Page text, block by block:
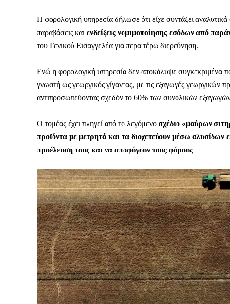
Αν όμως μπορείς, στήριξέ
Η στήριξή σου
Επίλεξε σήμερα να γίνεις
Η φορολογική υπηρεσία δήλωσε ότι είχε συντάξει
παραβάσεις και ενδείξεις νομιμοποίησης εσόδων από
του Γενικού Εισαγγελέα για περαιτέρω διερεύνηση.
Ενώ η φορολογική υπηρεσία δεν αποκάλυψε συγκεκριμένα
γνωστή ως γεωργικός γίγαντας, με τις εξαγωγές γεωργικών
αντιπροσωπεύοντας σχεδόν το 60% των συνολικών
Ο τομέας έχει πληγεί από το λεγόμενο σχέδιο «μαύρων
προϊόντα με μετρητά και τα διοχετεύουν μέσω
προέλευσή τους και να αποφύγουν τους φόρους.